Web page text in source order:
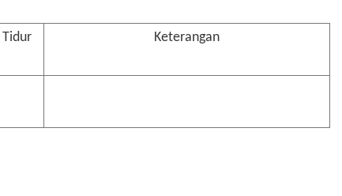
Tidur Keterangan